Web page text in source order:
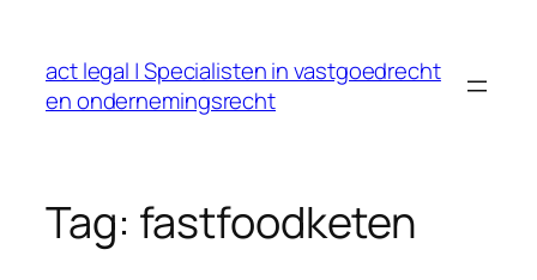
inhoud
act legal | Specialisten in vastgoedrecht
en ondernemingsrecht
Tag: fastfoodketen